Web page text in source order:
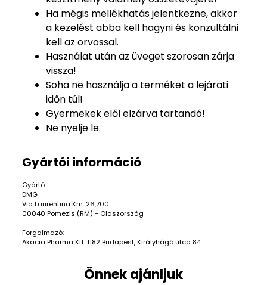
Ha mégis mellékhatás jelentkezne, akkor
a kezelést abba kell hagyni és konzultálni
kell az orvossal.
Használat után az üveget szorosan zárja
vissza!
Soha ne használja a terméket a lejárati
időn túl!
Gyermekek elől elzárva tartandó!
Ne nyelje le.
Gyártói információ
Gyártó:
DMG
Via Laurentina Km. 26,700
00040 Pomezis (RM) - Olaszország
Forgalmazó:
Akacia Pharma Kft. 1182 Budapest, Királyhágó utca 84.
Önnek ajánljuk